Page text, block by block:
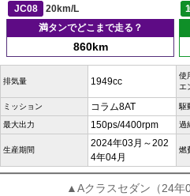
JC08
20km/L
満タンでどこまで走る？
860km
排気量 1949cc
使
エ
ミッション コラム8AT 駆
最大出力 150ps/4400rpm 過
生産期間
2024年03月～202
4年04月
燃
▲Aクラスセダン（24年